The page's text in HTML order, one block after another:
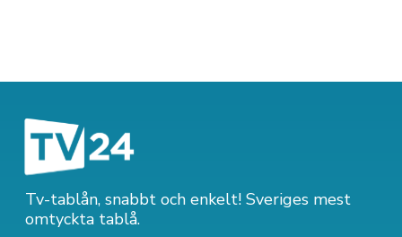
Tv-tablån, snabbt och enkelt! Sveriges mest
omtyckta tablå.